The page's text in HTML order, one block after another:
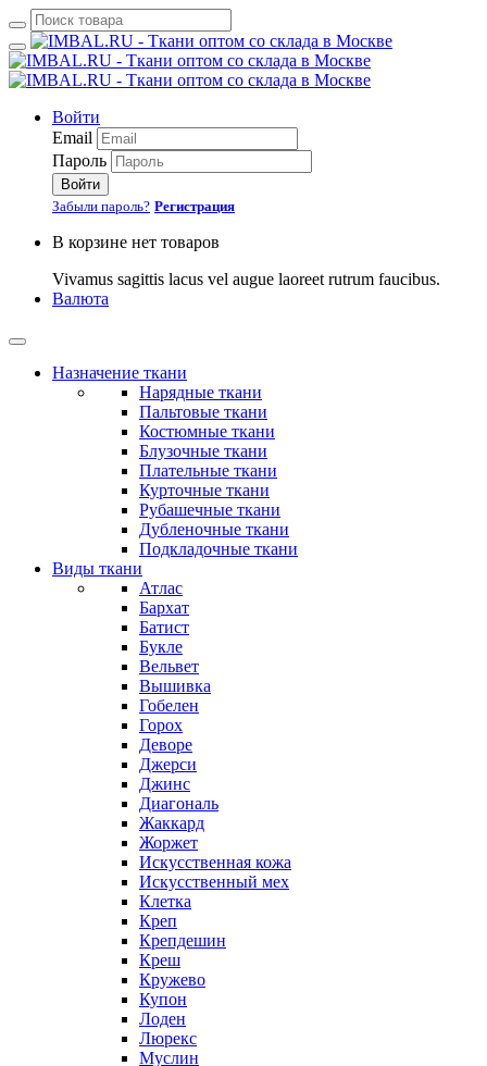
Войти
Email
Пароль
Войти
Забыли пароль? Регистрация
В корзине нет товаров
Vivamus sagittis lacus vel augue laoreet rutrum faucibus.
Валюта
Назначение ткани
Нарядные ткани
Пальтовые ткани
Костюмные ткани
Блузочные ткани
Плательные ткани
Курточные ткани
Рубашечные ткани
Дубленочные ткани
Подкладочные ткани
Виды ткани
Атлас
Бархат
Батист
Букле
Вельвет
Вышивка
Гобелен
Горох
Деворе
Джерси
Джинс
Диагональ
Жаккард
Жоржет
Искусственная кожа
Искусственный мех
Клетка
Креп
Крепдешин
Креш
Кружево
Купон
Лоден
Люрекс
Муслин